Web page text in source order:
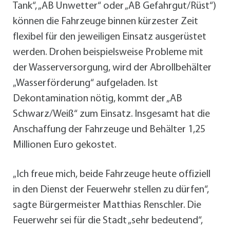
Tank“, „AB Unwetter“ oder „AB Gefahrgut/Rüst“)
können die Fahrzeuge binnen kürzester Zeit
flexibel für den jeweiligen Einsatz ausgerüstet
werden. Drohen beispielsweise Probleme mit
der Wasserversorgung, wird der Abrollbehälter
„Wasserförderung“ aufgeladen. Ist
Dekontamination nötig, kommt der „AB
Schwarz/Weiß“ zum Einsatz. Insgesamt hat die
Anschaffung der Fahrzeuge und Behälter 1,25
Millionen Euro gekostet.
„Ich freue mich, beide Fahrzeuge heute offiziell
in den Dienst der Feuerwehr stellen zu dürfen“,
sagte Bürgermeister Matthias Renschler. Die
Feuerwehr sei für die Stadt „sehr bedeutend“,